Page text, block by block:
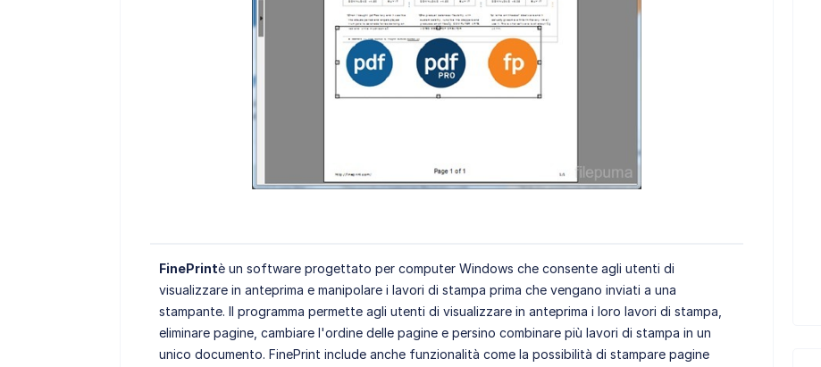
FinePrintè un software progettato per computer Windows che consente agli utenti di
visualizzare in anteprima e manipolare i lavori di stampa prima che vengano inviati a una
stampante. Il programma permette agli utenti di visualizzare in anteprima i loro lavori di stampa,
eliminare pagine, cambiare l'ordine delle pagine e persino combinare più lavori di stampa in un
unico documento. FinePrint include anche funzionalità come la possibilità di stampare pagine